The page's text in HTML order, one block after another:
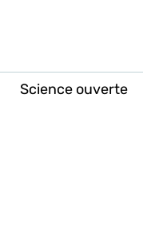
Science ouverte